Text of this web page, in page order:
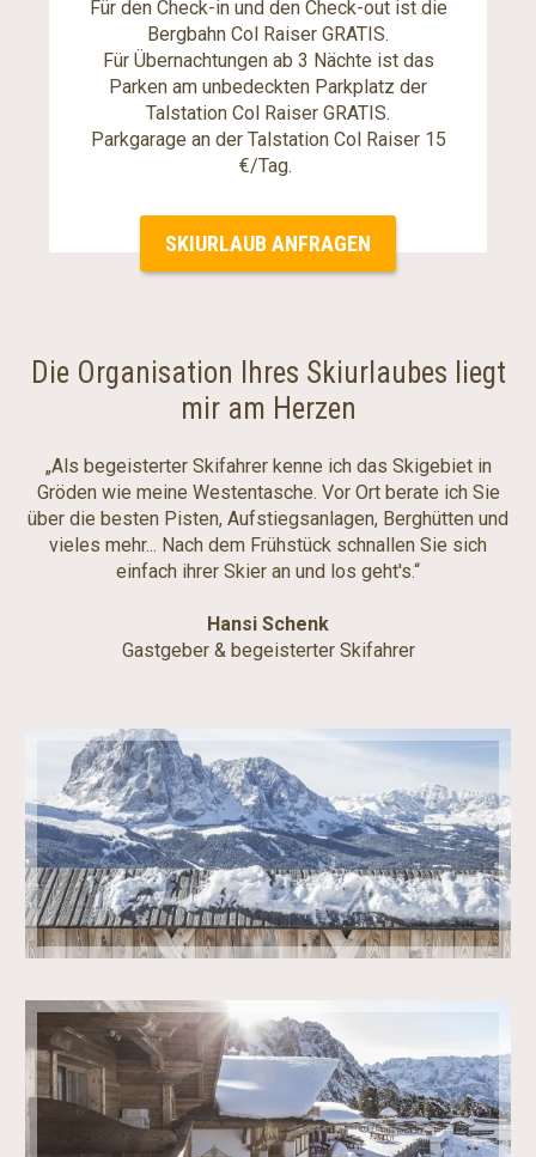
Für den Check-in und den Check-out ist die
Bergbahn Col Raiser GRATIS.
Für Übernachtungen ab 3 Nächte ist das
Parken am unbedeckten Parkplatz der
Talstation Col Raiser GRATIS.
Parkgarage an der Talstation Col Raiser 15
€/Tag.
SKIURLAUB ANFRAGEN
Die Organisation Ihres Skiurlaubes liegt
mir am Herzen
„Als begeisterter Skifahrer kenne ich das Skigebiet in
Gröden wie meine Westentasche. Vor Ort berate ich Sie
über die besten Pisten, Aufstiegsanlagen, Berghütten und
vieles mehr... Nach dem Frühstück schnallen Sie sich
einfach ihrer Skier an und los geht's.“
Hansi Schenk
Gastgeber & begeisterter Skifahrer